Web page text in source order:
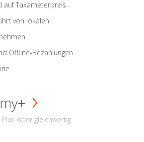
auf Taxameterpreis
von lokalen
Offline-Bezahlungen
oder gleichwertig